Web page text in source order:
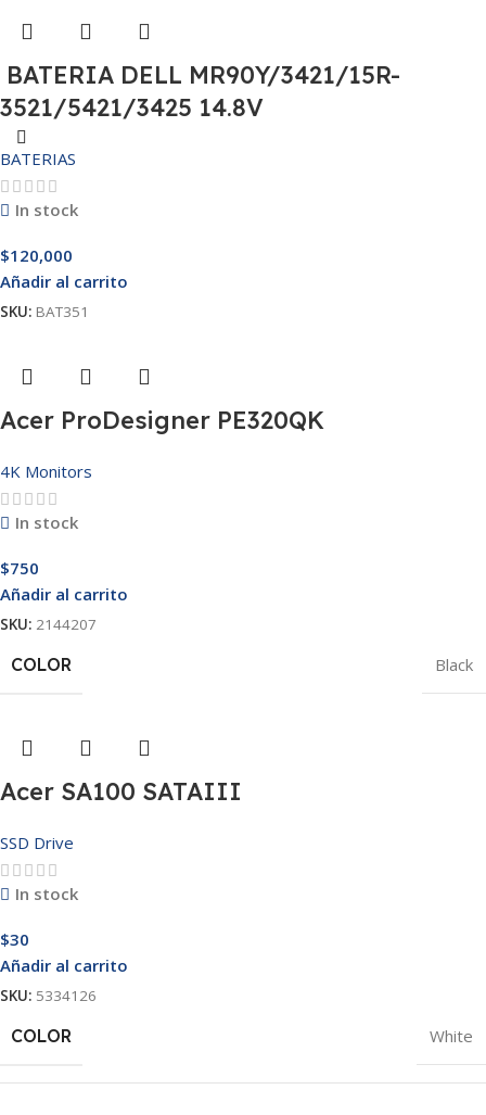
BATERIA DELL MR90Y/3421/15R-
3521/5421/3425 14.8V
BATERIAS
In stock
$120,000
Añadir al carrito
SKU: BAT351
Acer ProDesigner PE320QK
4K Monitors
In stock
$750
Añadir al carrito
SKU: 2144207
COLOR Black
Acer SA100 SATAIII
SSD Drive
In stock
$30
Añadir al carrito
SKU: 5334126
COLOR White